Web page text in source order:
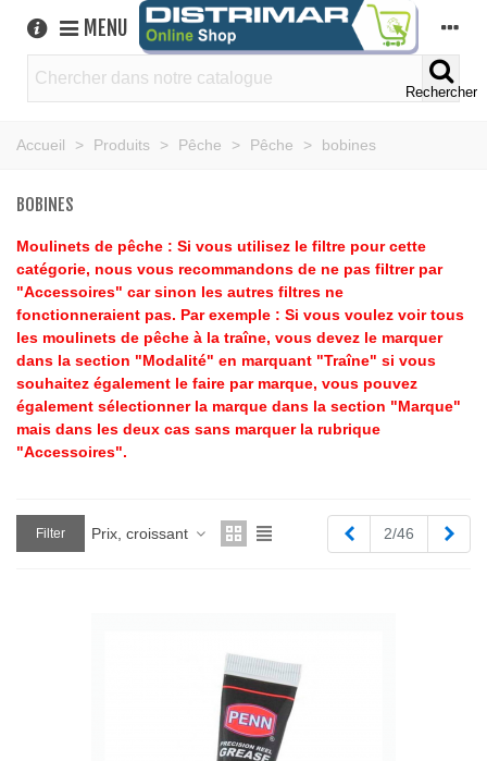
MENU
Rechercher
Accueil > Produits > Pêche > Pêche > bobines
BOBINES
Moulinets de pêche : Si vous utilisez le filtre pour cette
catégorie, nous vous recommandons de ne pas filtrer par
"Accessoires" car sinon les autres filtres ne
fonctionneraient pas. Par exemple : Si vous voulez voir tous
les moulinets de pêche à la traîne, vous devez le marquer
dans la section "Modalité" en marquant "Traîne" si vous
souhaitez également le faire par marque, vous pouvez
également sélectionner la marque dans la section "Marque"
mais dans les deux cas sans marquer la rubrique
"Accessoires".
Filter Prix, croissant Previous
2/46